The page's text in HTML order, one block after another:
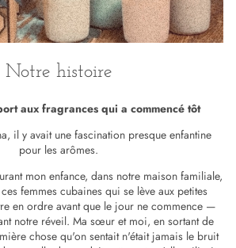
Notre histoire
aux fragrances qui a commencé tôt
il y avait une fascination presque enfantine
pour les arômes.
mon enfance, dans notre maison familiale,
femmes cubaines qui se lève aux petites
en ordre avant que le jour ne commence —
notre réveil. Ma sœur et moi, en sortant de
chose qu'on sentait n'était jamais le bruit